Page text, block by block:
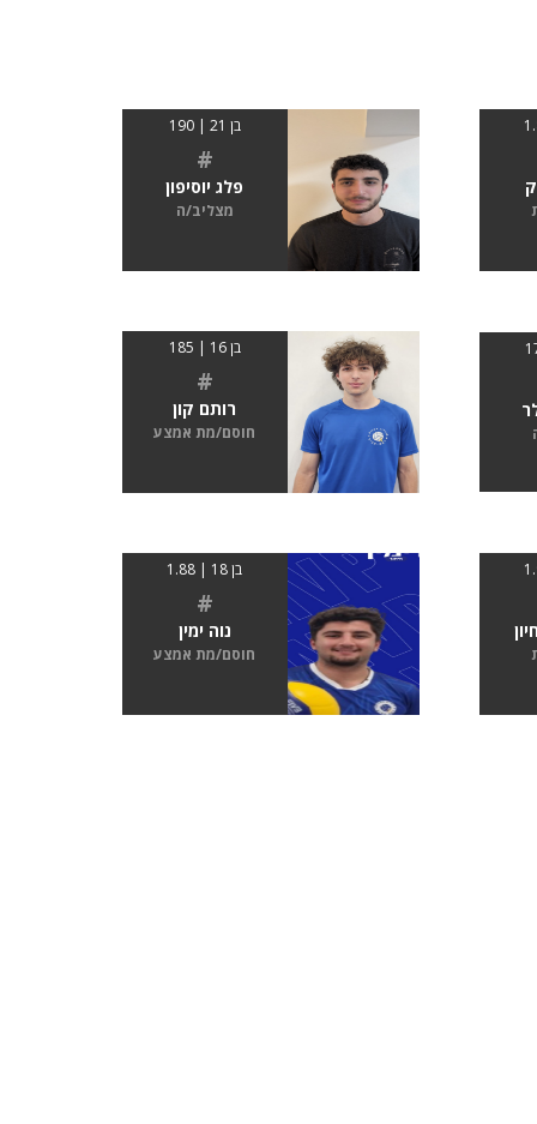
בן 21 | 190
#
פלג יוסיפון
מצליב/ה
בן 16 | 185
#
רותם קון
חוסם/מת אמצע
בן 18 | 1.88
#
נוה ימין
חוסם/מת אמצע